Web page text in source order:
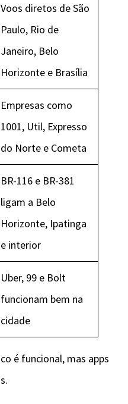
Voos diretos de São
Paulo, Rio de
Janeiro, Belo
Horizonte e Brasília
Empresas como
1001, Util, Expresso
do Norte e Cometa
BR-116 e BR-381
ligam a Belo
Horizonte, Ipatinga
e interior
Uber, 99 e Bolt
funcionam bem na
cidade
é funcional, mas apps